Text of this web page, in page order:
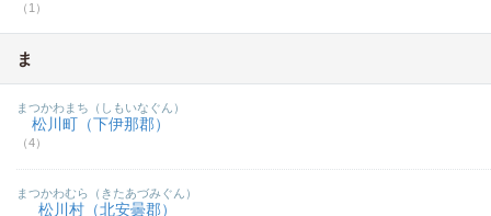
（1）
ま
松川町（下伊那郡）
（4）
まつかわまち（しもいなぐん）
松川村（北安曇郡）
まつかわむら（きたあづみぐん）